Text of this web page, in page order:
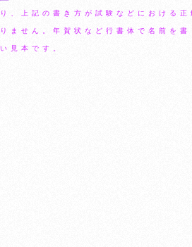
り、上記の書き方が試験などにおける
りません。年賀状など行書体で名前を
い見本です。